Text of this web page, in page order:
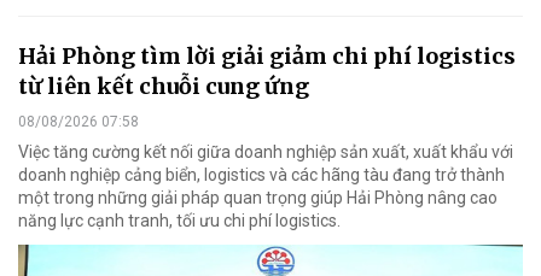
Hải Phòng tìm lời giải giảm chi phí logistics
từ liên kết chuỗi cung ứng
08/08/2026 07:58
Việc tăng cường kết nối giữa doanh nghiệp sản xuất, xuất khẩu với
doanh nghiệp cảng biển, logistics và các hãng tàu đang trở thành
một trong những giải pháp quan trọng giúp Hải Phòng nâng cao
năng lực cạnh tranh, tối ưu chi phí logistics.